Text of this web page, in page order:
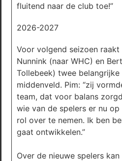
fluitend naar de club toe!”
2026-2027
Voor volgend seizoen raakt
Nunnink (naar WHC) en
Tollebeek) twee
middenveld. Pim: “zij
team, dat voor balans
wie van de spelers er nu
rol over te nemen. Ik ben
gaat ontwikkelen.”
Over de nieuwe spelers